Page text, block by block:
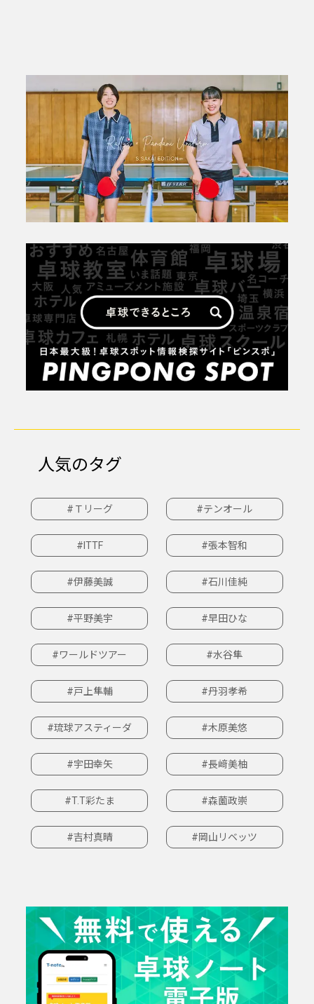
人気のタグ
#Ｔリーグ #テンオール
#ITTF #張本智和
#伊藤美誠 #石川佳純
#平野美宇 #早田ひな
#ワールドツアー #水谷隼
#戸上隼輔 #丹羽孝希
#琉球アスティーダ #木原美悠
#宇田幸矢 #長﨑美柚
#T.T彩たま #森薗政崇
#吉村真晴 #岡山リベッツ